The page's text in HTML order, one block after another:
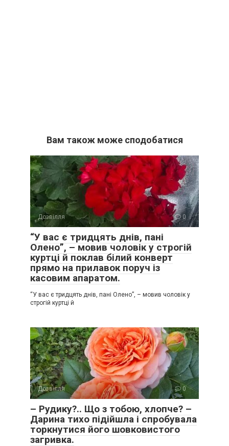
Вам також може сподобатися
Дозвілля 0
“У вас є тридцять днів, пані
Олено”, – мовив чоловік у строгій
куртці й поклав білий конверт
прямо на прилавок поруч із
касовим апаратом.
“У вас є тридцять днів, пані Олено”, – мовив чоловік у
строгій куртці й
Дозвілля 0
– Рудику?.. Що з тобою, хлопче? –
Дарина тихо підійшла і спробувала
торкнутися його шовковистого
загривка.